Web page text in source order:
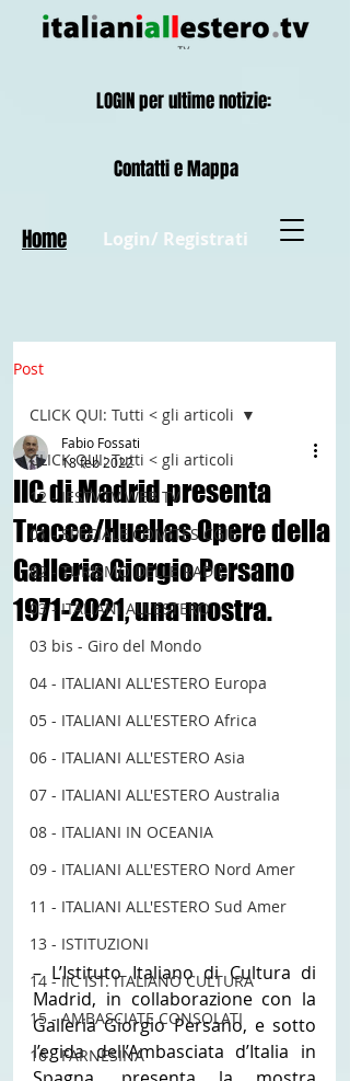
Login/ Registrati
Contatti e Mappa
Home
LOGIN per ultime notizie:
Post
CLICK QUI: Tutti < gli articoli
12 - IESTV.TV WEB TV
01 - SPECIALE COMITES CGIE
02 - TURISMO DELLE RADICI
03 - ITALIANI ALL'ESTERO
03 bis - Giro del Mondo
04 - ITALIANI ALL'ESTERO Europa
05 - ITALIANI ALL'ESTERO Africa
06 - ITALIANI ALL'ESTERO Asia
07 - ITALIANI ALL'ESTERO Australia
08 - ITALIANI IN OCEANIA
09 - ITALIANI ALL'ESTERO Nord Amer
11 - ITALIANI ALL'ESTERO Sud Amer
13 - ISTITUZIONI
14 - IIC IST. ITALIANO CULTURA
15 - AMBASCIATE CONSOLATI
16 - FARNESINA
CLICK QUI: Tutti < gli articoli
IIC di Madrid presenta
Tracce/Huellas Opere della
Galleria Giorgio Persano
1971-2021, una mostra.
Fabio Fossati
18 feb 2022
– L’Istituto Italiano di Cultura di
Madrid, in collaborazione con la
Galleria Giorgio Persano, e sotto
l’egida dell’Ambasciata d’Italia in